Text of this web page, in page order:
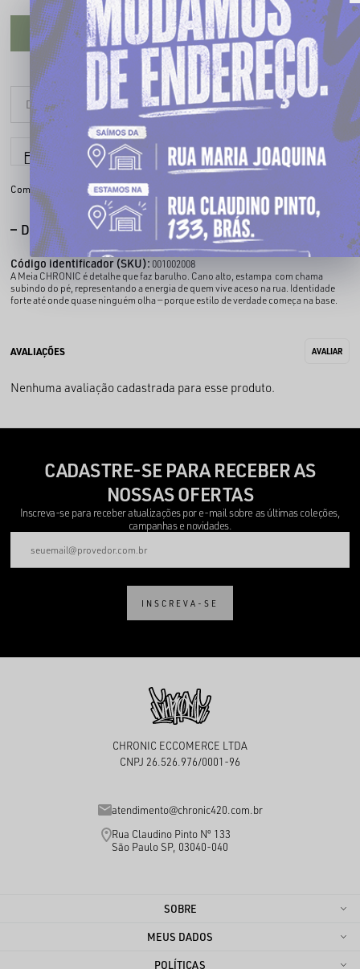
CADASTRE-SE PARA VER O PREÇO
Parcele em até6x sem juros
Compartilhe:
DESCRIÇÃO COMPLETA
Código identificador (SKU): 001002008
A Meia CHRONIC é detalhe que faz barulho. Cano alto, estampa com chama
subindo do pé, representando a energia de quem vive aceso na rua. Identidade
forte até onde quase ninguém olha — porque estilo de verdade começa na base.
Nenhuma avaliação cadastrada para esse produto.
CADASTRE-SE PARA RECEBER AS
NOSSAS OFERTAS
Inscreva-se para receber atualizações por e-mail sobre as últimas coleções,
campanhas e novidades.
INSCREVA-SE
CHRONIC ECCOMERCE LTDA
CNPJ 26.526.976/0001-96
atendimento@chronic420.com.br
Rua Claudino Pinto Nº 133
São Paulo SP, 03040-040
SOBRE
MEUS DADOS
POLÍTICAS